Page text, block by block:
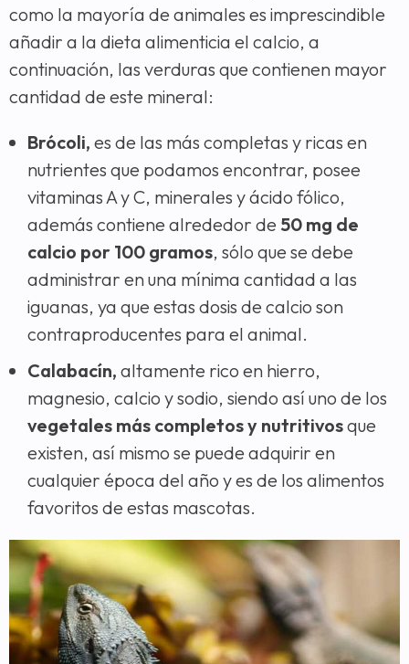
como la mayoría de animales es imprescindible
añadir a la dieta alimenticia el calcio, a
continuación, las verduras que contienen mayor
cantidad de este mineral:
Brócoli, es de las más completas y ricas en
nutrientes que podamos encontrar, posee
vitaminas A y C, minerales y ácido fólico,
además contiene alrededor de 50 mg de
calcio por 100 gramos, sólo que se debe
administrar en una mínima cantidad a las
iguanas, ya que estas dosis de calcio son
contraproducentes para el animal.
Calabacín, altamente rico en hierro,
magnesio, calcio y sodio, siendo así uno de los
vegetales más completos y nutritivosque
existen, así mismo se puede adquirir en
cualquier época del año y es de los alimentos
favoritos de estas mascotas.